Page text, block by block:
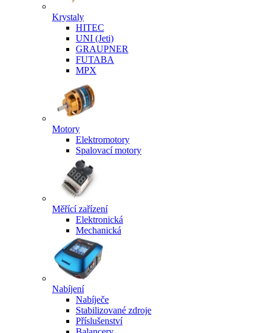
Krystaly
HITEC
UNI (Jeti)
GRAUPNER
FUTABA
MPX
Motory
Elektromotory
Spalovací motory
Měřící zařízení
Elektronická
Mechanická
Nabíjení
Nabíječe
Stabilizované zdroje
Příslušenství